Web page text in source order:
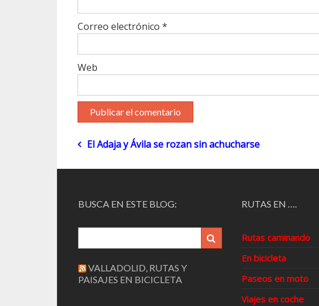
Correo electrónico *
Web
Navegación
de
El Adaja y Ávila se rozan sin achucharse
BUSCA EN ESTE BLOG:
VALLADOLID, RUTAS Y
PAISAJES EN BICICLETA
RUTAS EN ….
Rutas caminando
En bicicleta
Paseos en moto
Viajes en coche